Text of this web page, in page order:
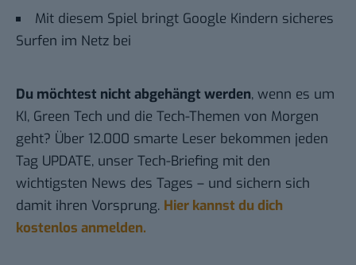
Mit diesem Spiel bringt Google Kindern sicheres
Surfen im Netz bei
Du möchtest nicht abgehängt werden, wenn es um
KI, Green Tech und die Tech-Themen von Morgen
geht? Über 12.000 smarte Leser bekommen jeden
Tag UPDATE, unser Tech-Briefing mit den
wichtigsten News des Tages – und sichern sich
damit ihren Vorsprung. Hier kannst du dich
kostenlos anmelden.